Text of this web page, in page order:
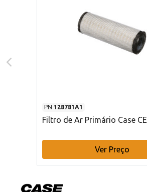
PN 128781A1
Filtro de Ar Primário Case CE
Ver Preço